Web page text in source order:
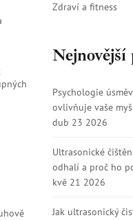
Zdraví a fitness
Nejnovější
Psychologie
ovlivňuje vaše
dub 23 2026
Ultrasonické
odhalí a proč ho
kvě 21 2026
Jak ultrasonický